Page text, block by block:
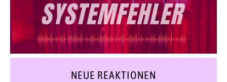
NEUE REAKTIONEN